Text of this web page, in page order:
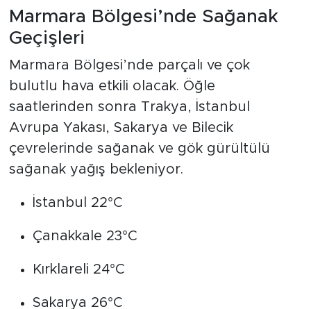
Marmara Bölgesi’nde Sağanak
Geçişleri
Marmara Bölgesi’nde parçalı ve çok
bulutlu hava etkili olacak. Öğle
saatlerinden sonra Trakya, İstanbul
Avrupa Yakası, Sakarya ve Bilecik
çevrelerinde sağanak ve gök gürültülü
sağanak yağış bekleniyor.
İstanbul 22°C
Çanakkale 23°C
Kırklareli 24°C
Sakarya 26°C